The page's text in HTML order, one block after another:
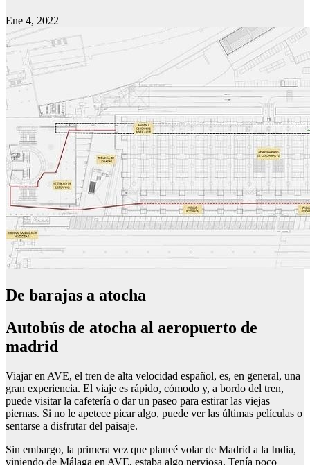
Ene 4, 2022
De barajas a atocha
Autobús de atocha al aeropuerto de
madrid
Viajar en AVE, el tren de alta velocidad español, es, en general, una
gran experiencia. El viaje es rápido, cómodo y, a bordo del tren,
puede visitar la cafetería o dar un paseo para estirar las viejas
piernas. Si no le apetece picar algo, puede ver las últimas películas o
sentarse a disfrutar del paisaje.
Sin embargo, la primera vez que planeé volar de Madrid a la India,
viniendo de Málaga en AVE, estaba algo nerviosa. Tenía poco